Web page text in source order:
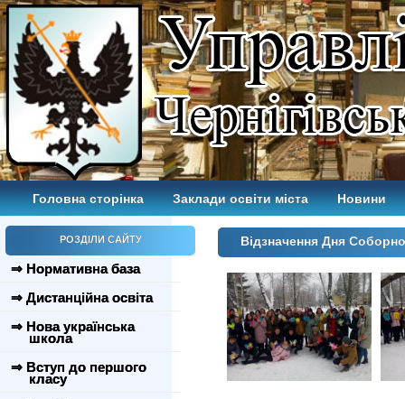
Головна сторінка Заклади освіти міста Новини
РОЗДІЛИ САЙТУ
⇒ Нормативна база
⇒ Дистанційна освіта
⇒ Нова українська
школа
⇒ Вступ до першого
класу
Відзначення Дня